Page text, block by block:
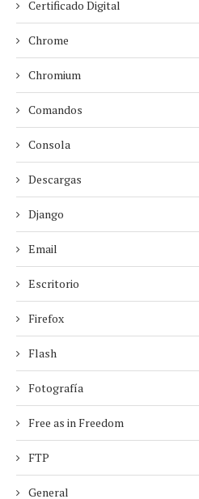
Certificado Digital
Chrome
Chromium
Comandos
Consola
Descargas
Django
Email
Escritorio
Firefox
Flash
Fotografía
Free as in Freedom
FTP
General